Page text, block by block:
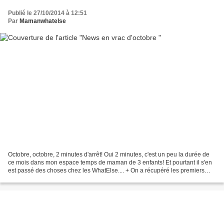
Publié le 27/10/2014 à 12:51
Par Mamanwhatelse
Octobre, octobre, 2 minutes d'arrêt! Oui 2 minutes, c'est un peu la durée de
ce mois dans mon espace temps de maman de 3 enfants! Et pourtant il s'en
est passé des choses chez les WhatElse.... + On a récupéré les premiers